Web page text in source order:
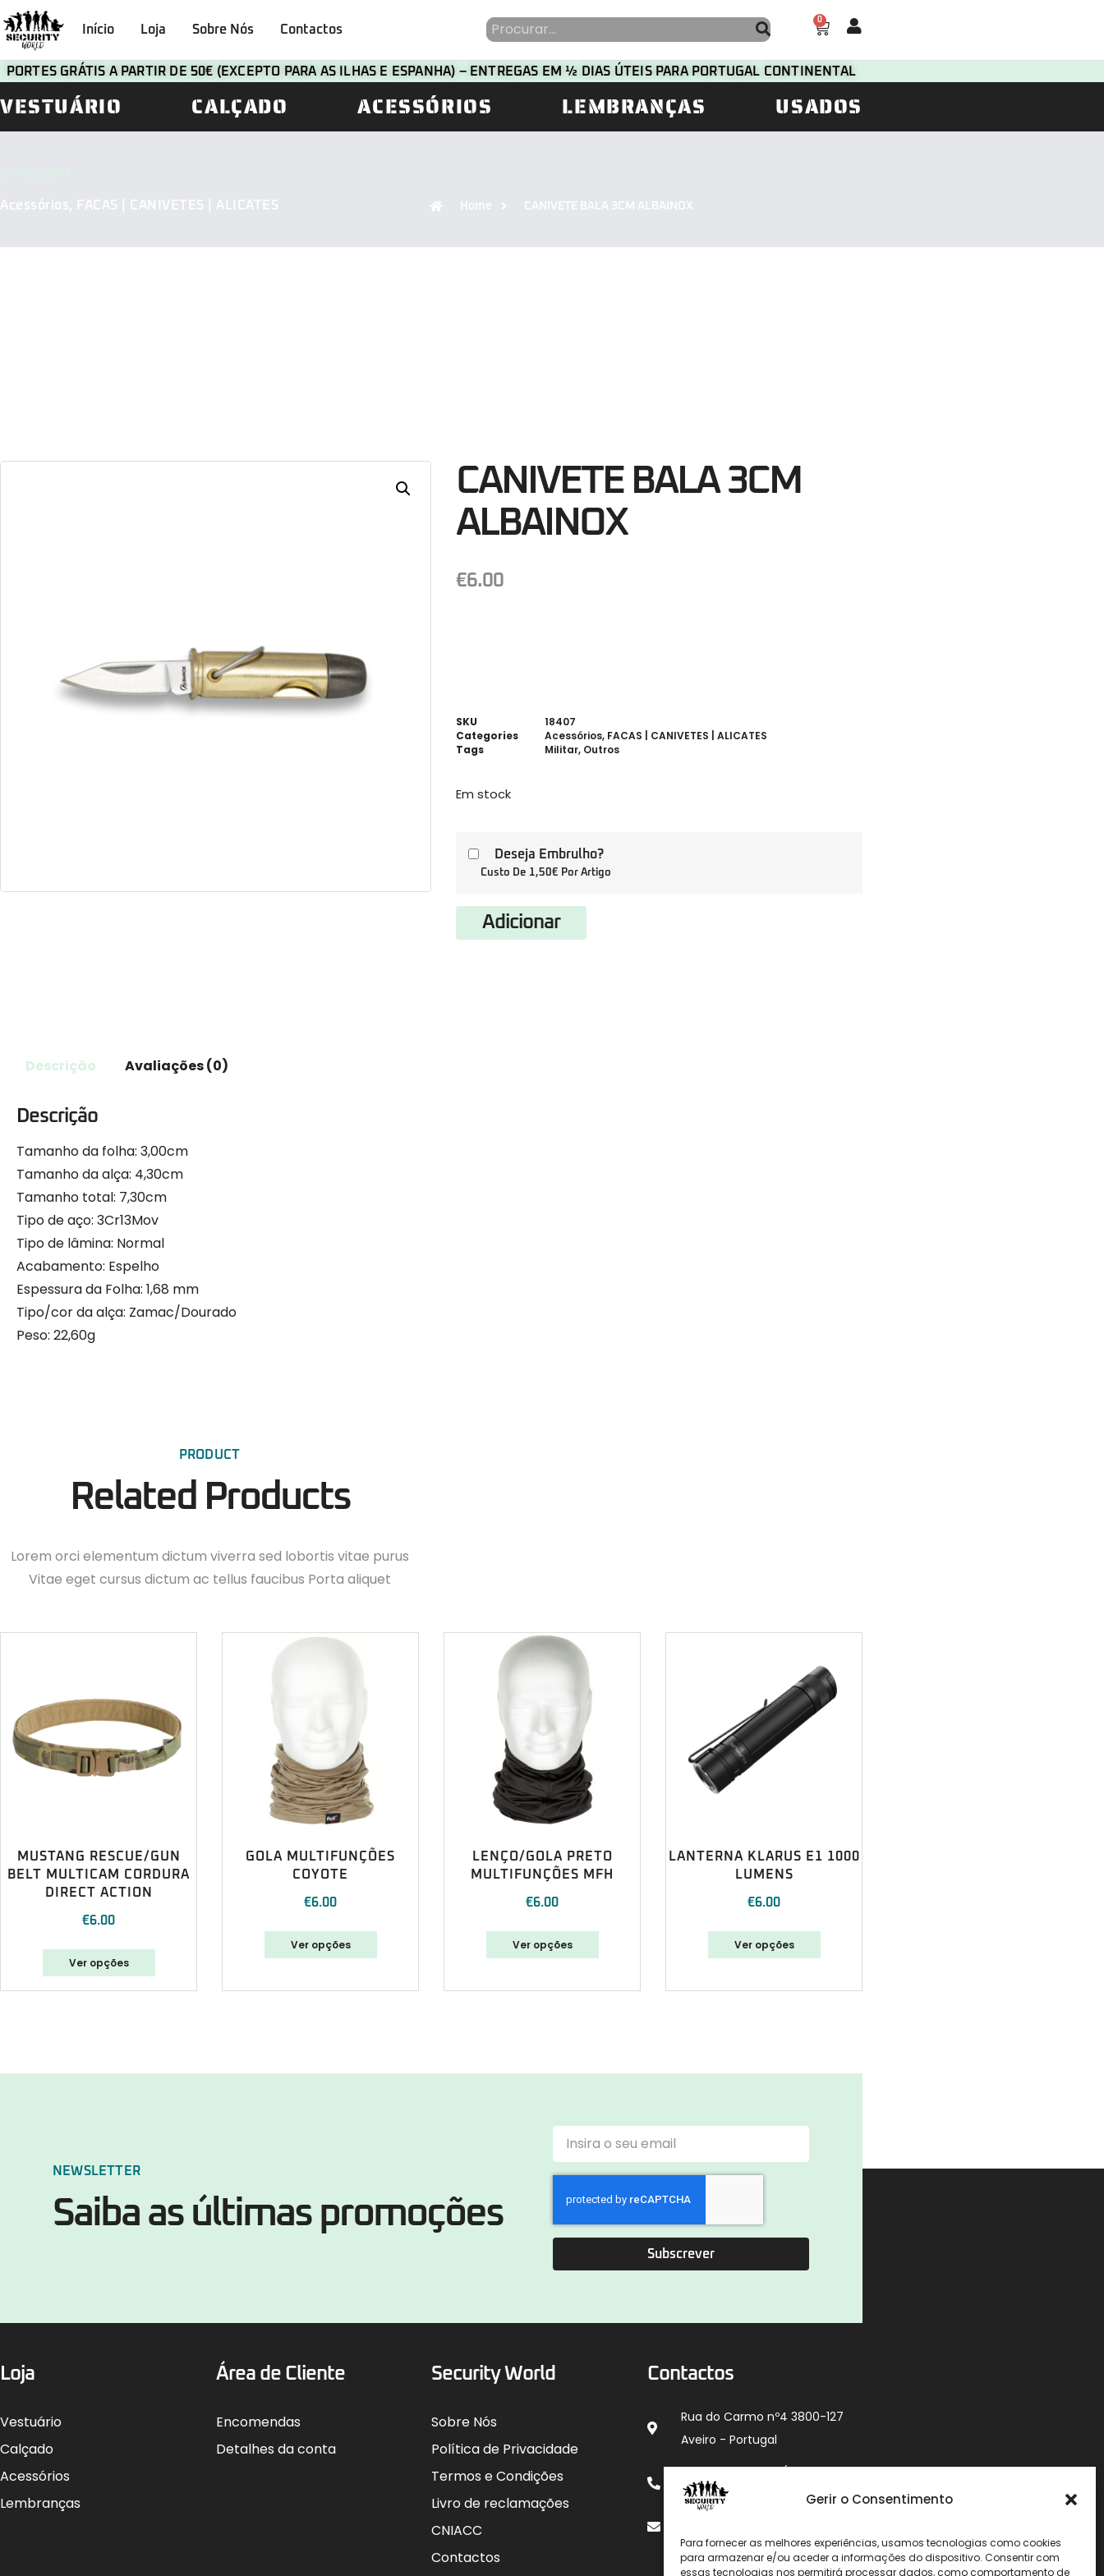
Gerir o Consentimento
Para fornecer as melhores experiências, usamos tecnologias como cookies
para armazenar e/ou aceder a informações do dispositivo. Consentir com
essas tecnologias nos permitirá processar dados, como comportamento de
Início Loja Sobre Nós Contactos
0
PORTES GRÁTIS A PARTIR DE 50€ (EXCEPTO PARA AS ILHAS E ESPANHA) – ENTREGAS EM ½ DIAS ÚTEIS PARA PORTUGAL CONTINENTAL
VESTUÁRIO CALÇADO ACESSÓRIOS LEMBRANÇAS USADOS
Acessórios, FACAS | CANIVETES | ALICATES Home CANIVETE BALA 3CM ALBAINOX
CANIVETE BALA 3CM
ALBAINOX
€6.00
SKU
18407
Categories
Acessórios, FACAS | CANIVETES | ALICATES
Tags
Militar, Outros
Em stock
Deseja Embrulho?
Custo De 1,50€ Por Artigo
Adicionar
Descrição Avaliações (0)
Descrição
Tamanho da folha: 3,00cm
Tamanho da alça: 4,30cm
Tamanho total: 7,30cm
Tipo de aço: 3Cr13Mov
Tipo de lâmina: Normal
Acabamento: Espelho
Espessura da Folha: 1,68 mm
Tipo/cor da alça: Zamac/Dourado
Peso: 22,60g
PRODUCT
Related Products
Lorem orci elementum dictum viverra sed lobortis vitae purus
Vitae eget cursus dictum ac tellus faucibus Porta aliquet
MUSTANG RESCUE/GUN
BELT MULTICAM CORDURA
DIRECT ACTION
€6.00
Ver opções
GOLA MULTIFUNÇÕES
COYOTE
€6.00
Ver opções
LENÇO/GOLA PRETO
MULTIFUNÇÕES MFH
€6.00
Ver opções
LANTERNA KLARUS E1 1000
LUMENS
€6.00
Ver opções
NEWSLETTER
Saiba as últimas promoções
Subscrever
Loja
Vestuário
Calçado
Acessórios
Lembranças
Área de Cliente
Encomendas
Detalhes da conta
Security World
Sobre Nós
Política de Privacidade
Termos e Condições
Livro de reclamações
CNIACC
Contactos
Contactos
Rua do Carmo nº4 3800-127
Aveiro - Portugal
912 009 740 (Chamada
para rede móvel nacional)